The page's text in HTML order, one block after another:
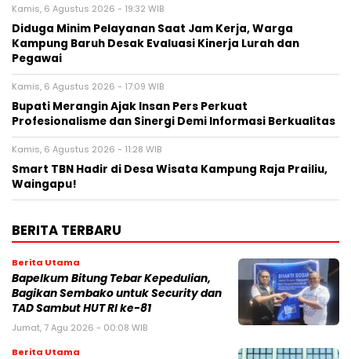
Kamis, 6 Agustus 2026 - 19:32 WIB
Diduga Minim Pelayanan Saat Jam Kerja, Warga
Kampung Baruh Desak Evaluasi Kinerja Lurah dan
Pegawai
Kamis, 6 Agustus 2026 - 17:09 WIB
Bupati Merangin Ajak Insan Pers Perkuat
Profesionalisme dan Sinergi Demi Informasi Berkualitas
Kamis, 6 Agustus 2026 - 11:28 WIB
Smart TBN Hadir di Desa Wisata Kampung Raja Prailiu,
Waingapu!
BERITA TERBARU
Berita Utama
Bapelkum Bitung Tebar Kepedulian,
Bagikan Sembako untuk Security dan
TAD Sambut HUT RI ke-81
Jumat, 7 Agu 2026 - 00:08 WIB
Berita Utama